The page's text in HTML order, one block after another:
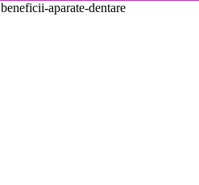
beneficii-aparate-dentare